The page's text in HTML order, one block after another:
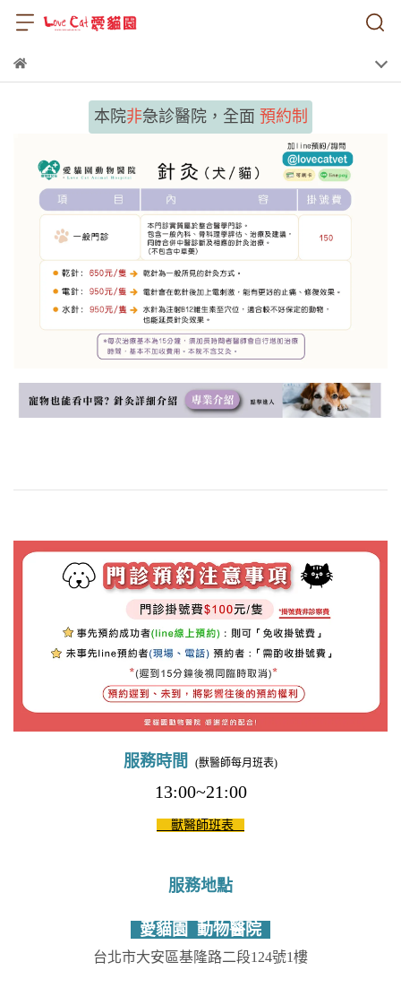
本院非急診醫院，全面 預約制
服務時間 (獸醫師每月班表)
13:00~21:00
獸醫師班表
服務地點
愛貓園 動物醫院
台北市大安區基隆路二段124號1樓